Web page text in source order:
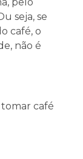
seja, se
café, o
não é
tomar café